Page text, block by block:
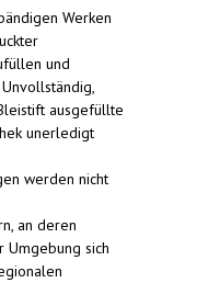
Werken
und
ausgefüllte
unerledigt
werden nicht
an deren
sich